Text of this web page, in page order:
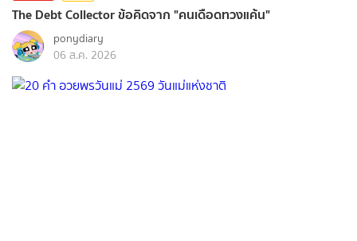
The Debt Collector ข้อคิดจาก "คนเดือดทวงแค้น"
ponydiary
06 ส.ค. 2026